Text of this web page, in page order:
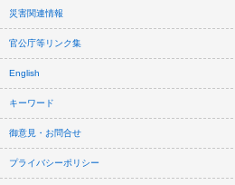
災害関連情報
官公庁等リンク集
English
キーワード
御意見・お問合せ
プライバシーポリシー